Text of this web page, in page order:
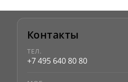
Контакты
ТЕЛ.
+7 495 640 80 80